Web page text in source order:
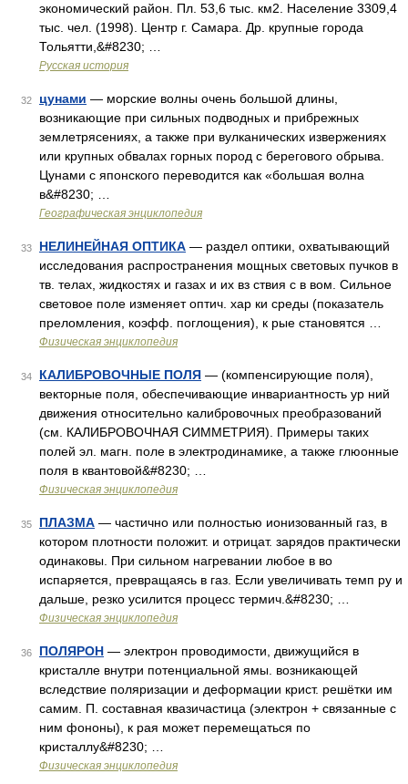
экономический район. Пл. 53,6 тыс. км2. Население 3309,4
тыс. чел. (1998). Центр г. Самара. Др. крупные города
Тольятти,&#8230; …
Русская история
32 цунами — морские волны очень большой длины,
возникающие при сильных подводных и прибрежных
землетрясениях, а также при вулканических извержениях
или крупных обвалах горных пород с берегового обрыва.
Цунами с японского переводится как «большая волна
в&#8230; …
Географическая энциклопедия
33 НЕЛИНЕЙНАЯ ОПТИКА — раздел оптики, охватывающий
исследования распространения мощных световых пучков в
тв. телах, жидкостях и газах и их вз ствия с в вом. Сильное
световое поле изменяет оптич. хар ки среды (показатель
преломления, коэфф. поглощения), к рые становятся …
Физическая энциклопедия
34 КАЛИБРОВОЧНЫЕ ПОЛЯ — (компенсирующие поля),
векторные поля, обеспечивающие инвариантность ур ний
движения относительно калибровочных преобразований
(см. КАЛИБРОВОЧНАЯ СИММЕТРИЯ). Примеры таких
полей эл. магн. поле в электродинамике, а также глюонные
поля в квантовой&#8230; …
Физическая энциклопедия
35 ПЛАЗМА — частично или полностью ионизованный газ, в
котором плотности положит. и отрицат. зарядов практически
одинаковы. При сильном нагревании любое в во
испаряется, превращаясь в газ. Если увеличивать темп ру и
дальше, резко усилится процесс термич.&#8230; …
Физическая энциклопедия
36 ПОЛЯРОН — электрон проводимости, движущийся в
кристалле внутри потенциальной ямы. возникающей
вследствие поляризации и деформации крист. решётки им
самим. П. составная квазичастица (электрон + связанные с
ним фононы), к рая может перемещаться по
кристаллу&#8230; …
Физическая энциклопедия